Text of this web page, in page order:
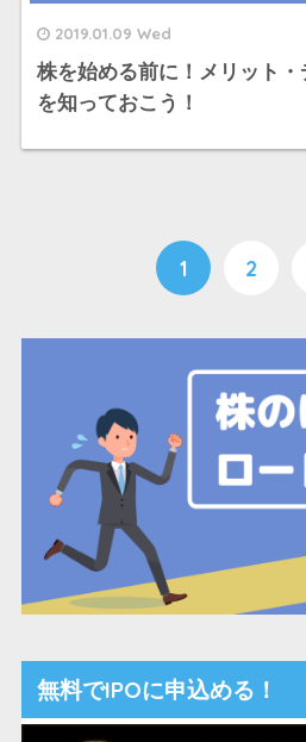
2019.01.09 Wed
株を始める前に！メリット
を知っておこう！
1 2
無料でIPOに申込める！